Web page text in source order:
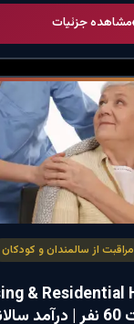
مشاهده جزئیات
مراقبت از سالمندان و کودکان